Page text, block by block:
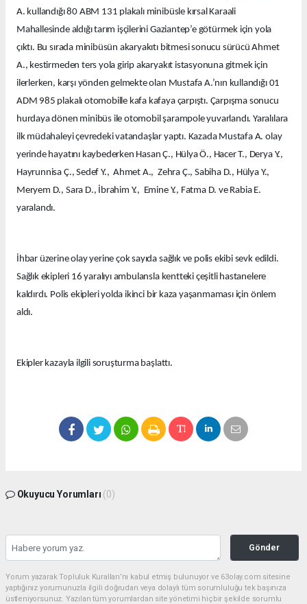
A. kullandığı 80 ABM 131 plakalı minibüsle kırsal Karaali
Mahallesinde aldığı tarım işçilerini Gaziantep’e götürmek için yola
çıktı. Bu sırada minibüsün akaryakıtı bitmesi sonucu sürücü Ahmet
A., kestirmeden ters yola girip akaryakıt istasyonuna gitmek için
ilerlerken, karşı yönden gelmekte olan Mustafa A.’nın kullandığı 01
ADM 985 plakalı otomobille kafa kafaya çarpıştı. Çarpışma sonucu
hurdaya dönen minibüs ile otomobil şarampole yuvarlandı. Yaralılara
ilk müdahaleyi çevredeki vatandaşlar yaptı. Kazada Mustafa A. olay
yerinde hayatını kaybederken Hasan Ç., Hülya Ö., Hacer T., Derya Y.,
Hayrunnisa Ç., Sedef Y., Ahmet A., Zehra Ç., Sabiha D., Hülya Y.,
Meryem D., Sara D., İbrahim Y., Emine Y., Fatma D. ve Rabia E.
yaralandı.
İhbar üzerine olay yerine çok sayıda sağlık ve polis ekibi sevk edildi.
Sağlık ekipleri 16 yaralıyı ambulansla kentteki çeşitli hastanelere
kaldırdı. Polis ekipleri yolda ikinci bir kaza yaşanmaması için önlem
aldı.
Ekipler kazayla ilgili soruşturma başlattı.
Okuyucu Yorumları (0)
Gönder
Yorum yazarak Topluluk Kuralları’nı kabul etmiş bulunuyor ve 63olay.com sitesine
yaptığınız yorumunuzla ilgili doğrudan veya dolaylı tüm sorumluluğu tek başınıza
üstleniyorsunuz. Yazılan tüm yorumlardan site yönetimi hiçbir şekilde sorumlu